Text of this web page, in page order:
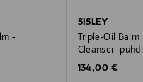
-
SISLEY
Triple-Oil
Cleanser -
Original Price
134,00 €